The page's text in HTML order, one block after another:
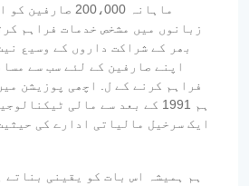
زبانوں میں مشخص خدمات فراہم
بھر کے شراکت داروں کے وسیع
اپنے صارفین کے لئے سب سے
فراہم کرنے کے ل. اچھی پوزیشن
ہم 1991 کے بعد سے مالی
ایک سرخیل مالیاتی ادارے کی
ہم ہمیشہ اس بات کو یقینی